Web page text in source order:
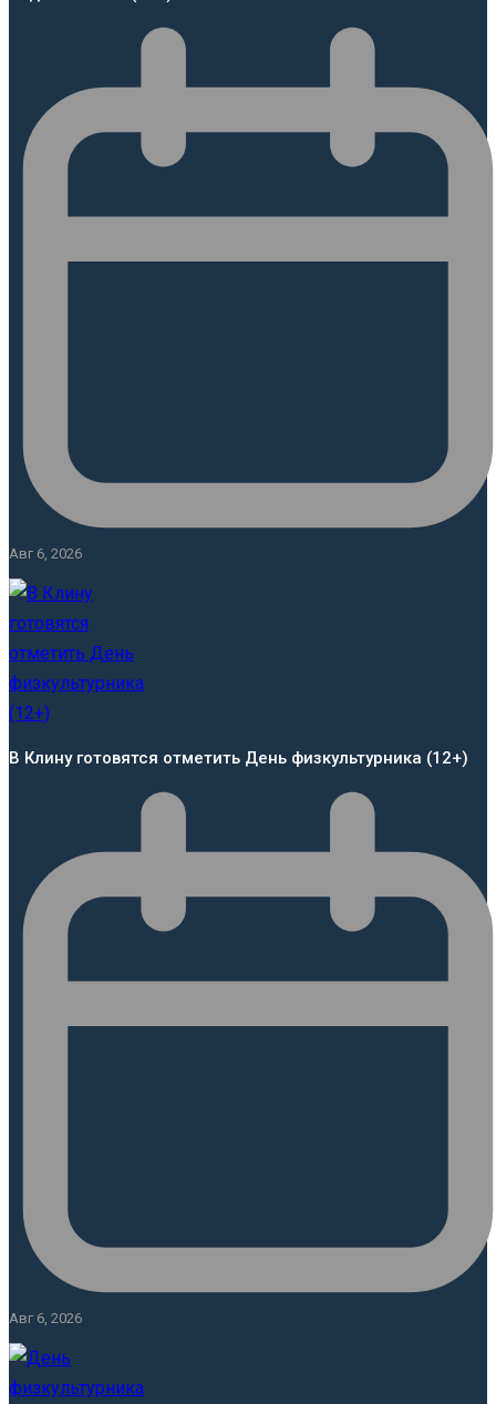
Авг 6, 2026
В Клину готовятся отметить День физкультурника (12+)
Авг 6, 2026